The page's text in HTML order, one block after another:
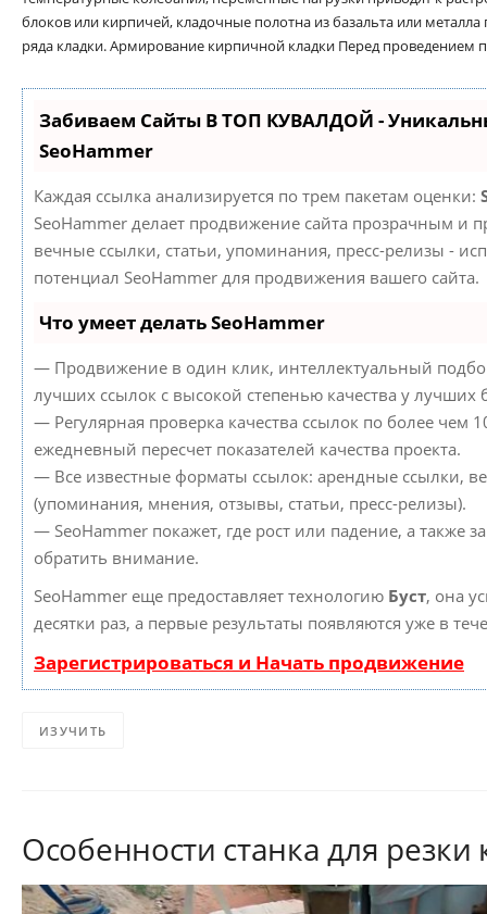
блоков или кирпичей, кладочные полотна из базальта или металла
ряда кладки. Армирование кирпичной кладки Перед проведением
Забиваем Сайты В ТОП КУВАЛДОЙ -
SeoHammer
Каждая ссылка анализируется по трем пакетам оценки:
SeoHammer делает продвижение сайта прозрачным и
вечные ссылки, статьи, упоминания, пресс-релизы -
потенциал SeoHammer для продвижения вашего сайта.
Что умеет делать SeoHammer
— Продвижение в один клик, интеллектуальный
лучших ссылок с высокой степенью качества у лучших
— Регулярная проверка качества ссылок по более чем
ежедневный пересчет показателей качества проекта.
— Все известные форматы ссылок: арендные ссылки,
(упоминания, мнения, отзывы, статьи, пресс-релизы).
— SeoHammer покажет, где рост или падение, а также
обратить внимание.
SeoHammer еще предоставляет технологию Буст, она
десятки раз, а первые результаты появляются уже в
Зарегистрироваться и Начать продвижение
ИЗУЧИТЬ
Особенности станка для резки